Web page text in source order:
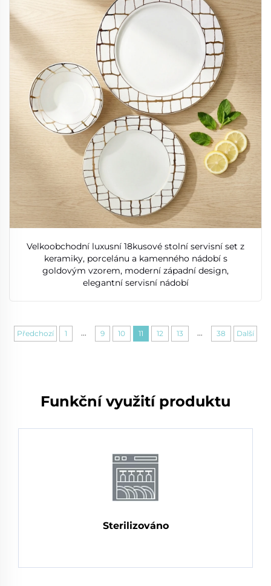
Velkoobchodní luxusní 18kusové stolní servisní set z
keramiky, porcelánu a kamenného nádobí s
goldovým vzorem, moderní západní design,
elegantní servisní nádobí
Předchozí 1 ... 9 10 11 12 13 ... 38 Další
Funkční využití produktu
Sterilizováno